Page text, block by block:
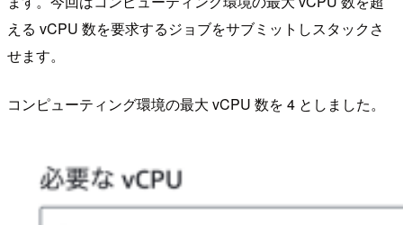
える vCPU 数を要求するジョブをサブミットしスタックさ
せます。
コンピューティング環境の最大 vCPU 数を 4 としました。